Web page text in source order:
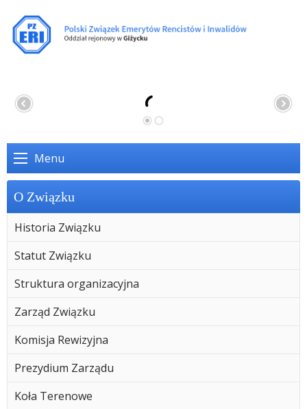
Menu
O Związku
Historia Związku
Statut Związku
Struktura organizacyjna
Zarząd Związku
Komisja Rewizyjna
Prezydium Zarządu
Koła Terenowe